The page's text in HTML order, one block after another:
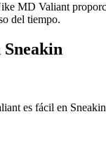
MD Valiant
del tiempo.
es fácil en